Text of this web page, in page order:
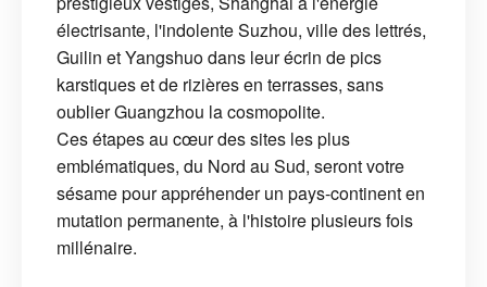
électrisante, l'indolente Suzhou, ville des lettrés,
Guilin et Yangshuo dans leur écrin de pics
karstiques et de rizières en terrasses, sans
oublier Guangzhou la cosmopolite.
Ces étapes au cœur des sites les plus
emblématiques, du Nord au Sud, seront votre
sésame pour appréhender un pays-continent en
mutation permanente, à l'histoire plusieurs fois
millénaire.